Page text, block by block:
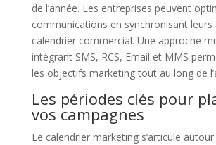
de l’année. Les entreprises peuvent
communications en synchronisant leurs
calendrier commercial. Une approche
intégrant SMS, RCS, Email et MMS
les objectifs marketing tout au long de
Les périodes clés pour
vos campagnes
Le calendrier marketing s’articule